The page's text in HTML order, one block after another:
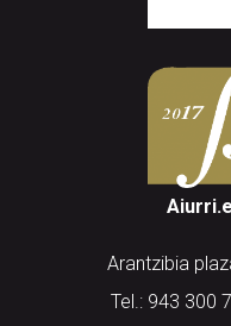
Arantzibia
Tel.: 943 300